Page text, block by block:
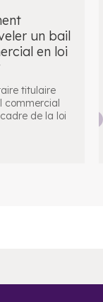
un bail
en loi
titulaire
commercial
de la loi